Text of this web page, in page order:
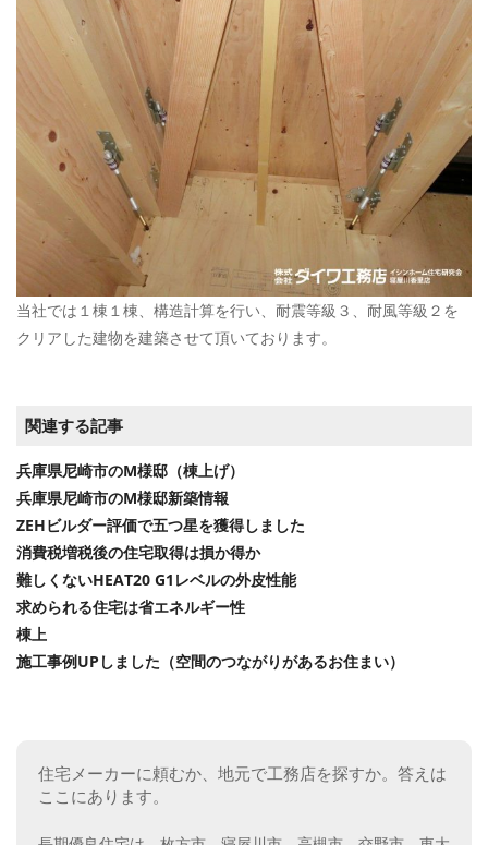
当社では１棟１棟、構造計算を行い、耐震等級３、耐風等級２を
クリアした建物を建築させて頂いております。
関連する記事
兵庫県尼崎市のM様邸（棟上げ）
兵庫県尼崎市のM様邸新築情報
ZEHビルダー評価で五つ星を獲得しました
消費税増税後の住宅取得は損か得か
難しくないHEAT20 G1レベルの外皮性能
求められる住宅は省エネルギー性
棟上
施工事例UPしました（空間のつながりがあるお住まい）
住宅メーカーに頼むか、地元で工務店を探すか。答えは
ここにあります。